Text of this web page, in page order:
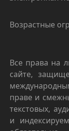
Возрастные
Все права на
сайте,
праве и
текстовых,
и